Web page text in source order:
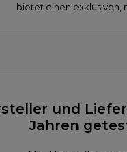
bietet einen exklusiven,
und
Jahren